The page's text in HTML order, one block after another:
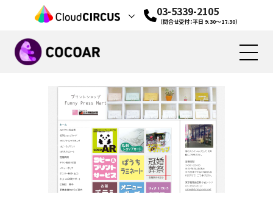
03-5339-2105
（問合せ受付：平日 9:30～17:30）
活用シーン 資料ダウンロード
無料で始める